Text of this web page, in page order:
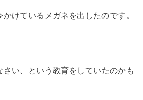
けているメガネを出したのです。
い、という教育をしていたのかも